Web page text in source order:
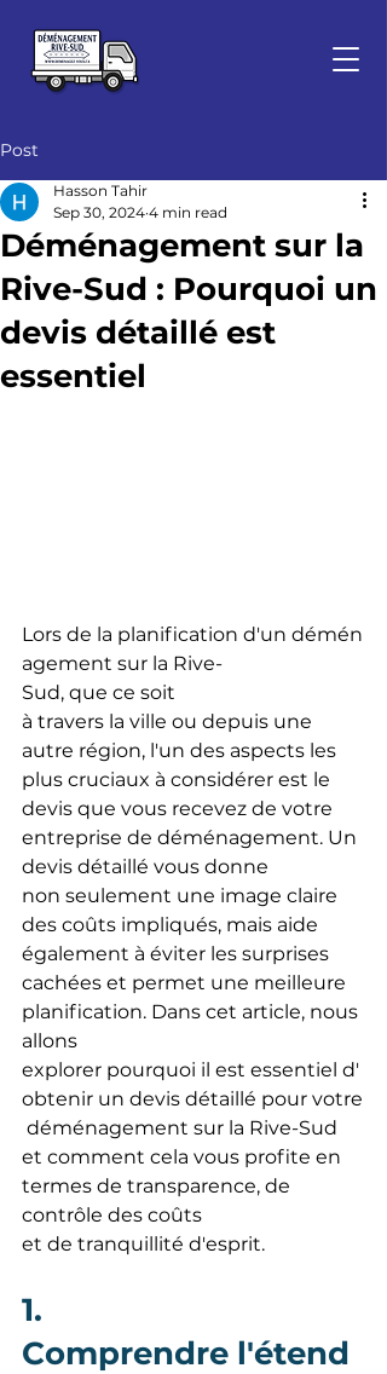
Post
Déménagement sur la
Rive-Sud : Pourquoi un
devis détaillé est
essentiel
Hasson Tahir
Sep 30, 2024 4 min read
Lors de la planification d'un démén
agement sur la Rive-
Sud, que ce soit
à travers la ville ou depuis une
autre région, l'un des aspects les
plus cruciaux à considérer est le
devis que vous recevez de votre
entreprise de déménagement. Un
devis détaillé vous donne
non seulement une image claire
des coûts impliqués, mais aide
également à éviter les surprises
cachées et permet une meilleure
planification. Dans cet article, nous
allons
explorer pourquoi il est essentiel d'
obtenir un devis détaillé pour votre
déménagement sur la Rive-Sud
et comment cela vous profite en
termes de transparence, de
contrôle des coûts
et de tranquillité d'esprit.
1.
Comprendre l'étend